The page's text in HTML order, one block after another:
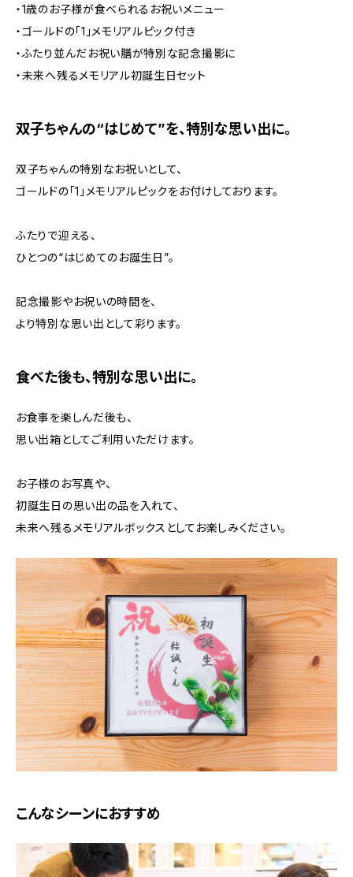
・1歳のお子様が食べられるお祝いメニュー
・ゴールドの「1」メモリアルピック付き
・ふたり並んだお祝い膳が特別な記念撮影に
・未来へ残るメモリアル初誕生日セット
双子ちゃんの“はじめて”を、特別な思い出に。
双子ちゃんの特別なお祝いとして、
ゴールドの「1」メモリアルピックをお付けしております。
ふたりで迎える、
ひとつの“はじめてのお誕生日”。
記念撮影やお祝いの時間を、
より特別な思い出として彩ります。
食べた後も、特別な思い出に。
お食事を楽しんだ後も、
思い出箱としてご利用いただけます。
お子様のお写真や、
初誕生日の思い出の品を入れて、
未来へ残るメモリアルボックスとしてお楽しみください。
こんなシーンにおすすめ